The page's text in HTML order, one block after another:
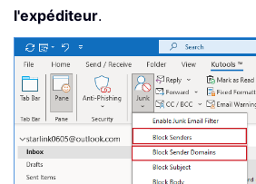
l'expéditeur.